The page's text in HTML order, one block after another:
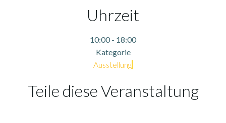
Uhrzeit
10:00 - 18:00
Kategorie
Ausstellung
Teile diese Veranstaltung